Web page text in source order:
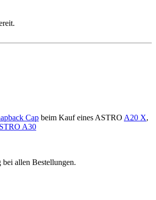
Cap beim Kauf eines ASTRO A20 X,
A30
allen Bestellungen.